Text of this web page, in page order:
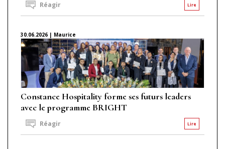
Lire
Réagir
30.06.2026 | Maurice
Constance Hospitality forme ses futurs leaders
avec le programme BRIGHT
Lire
Réagir